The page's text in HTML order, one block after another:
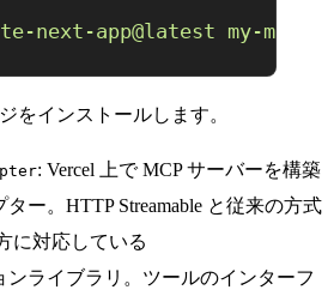
next-app@latest my-mcp-
をインストールします。
: Vercel 上で MCP サーバーを構築
ー。HTTP Streamable と従来の方式
に対応している
ンライブラリ。ツールのインターフ